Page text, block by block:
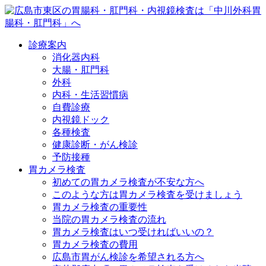
診療案内
消化器内科
大腸・肛門科
外科
内科・生活習慣病
自費診療
内視鏡ドック
各種検査
健康診断・がん検診
予防接種
胃カメラ検査
初めての胃カメラ検査が不安な方へ
このような方は胃カメラ検査を受けましょう
胃カメラ検査の重要性
当院の胃カメラ検査の流れ
胃カメラ検査はいつ受ければいいの？
胃カメラ検査の費用
広島市胃がん検診を希望される方へ